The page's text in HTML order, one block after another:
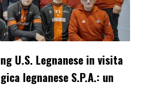
U.S. Legnanese in visita
legnanese S.P.A.: un